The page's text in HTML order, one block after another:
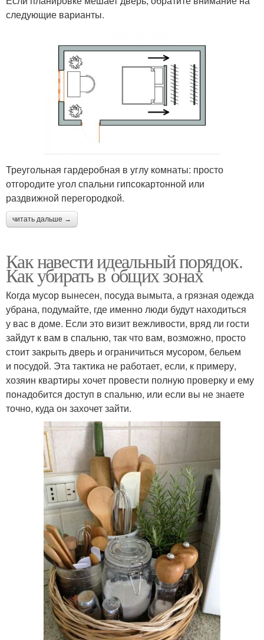
следующие варианты.
Треугольная гардеробная в углу комнаты: просто
отгородите угол спальни гипсокартонной или
раздвижной перегородкой.
читать дальше →
Как навести идеальный порядок.
Как убирать в общих зонах
Когда мусор вынесен, посуда вымыта, а грязная одежда
убрана, подумайте, где именно люди будут находиться
у вас в доме. Если это визит вежливости, вряд ли гости
зайдут к вам в спальню, так что вам, возможно, просто
стоит закрыть дверь и ограничиться мусором, бельем
и посудой. Эта тактика не работает, если, к примеру,
хозяин квартиры хочет провести полную проверку и ему
понадобится доступ в спальню, или если вы не знаете
точно, куда он захочет зайти.